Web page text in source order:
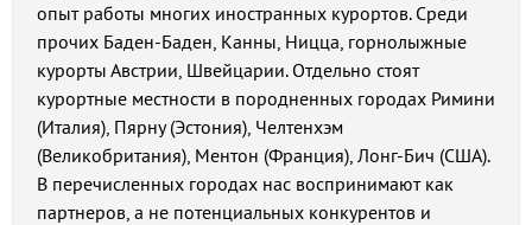
опыт работы многих иностранных курортов. Среди
прочих Баден-Баден, Канны, Ницца, горнолыжные
курорты Австрии, Швейцарии. Отдельно стоят
курортные местности в породненных городах Римини
(Италия), Пярну (Эстония), Челтенхэм
(Великобритания), Ментон (Франция), Лонг-Бич (США).
В перечисленных городах нас воспринимают как
партнеров, а не потенциальных конкурентов и